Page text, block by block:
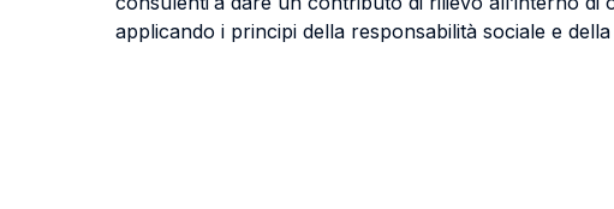
applicando i principi della responsabilità sociale e